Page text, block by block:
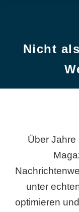
Nicht
Über Jahre
unter
optimieren